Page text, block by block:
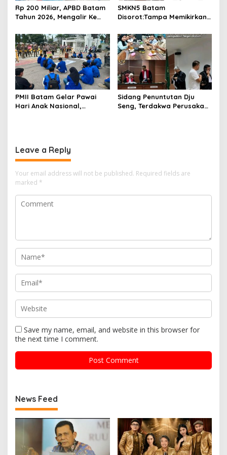
Rp 200 Miliar, APBD Batam
Tahun 2026, Mengalir Ke
Batam, Belum Berhasil
Bereskan Sampah
SMKN5 Batam
Disorot:Tampa Memikirkan
Lingkungan, Gubernur
Kepri, Ansar Ahmad
Komersilkan Lahan Sekolah
Untuk Pendirian Tower
PMII Batam Gelar Pawai
Hari Anak Nasional,
Sidang Penuntutan Dju
Seng, Terdakwa Perusakan
Leave a Reply
Your email address will not be published. Required fields are
marked *
Save my name, email, and website in this browser for
the next time I comment.
News Feed